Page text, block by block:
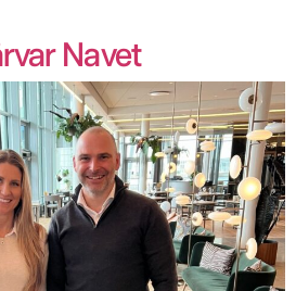
Navet